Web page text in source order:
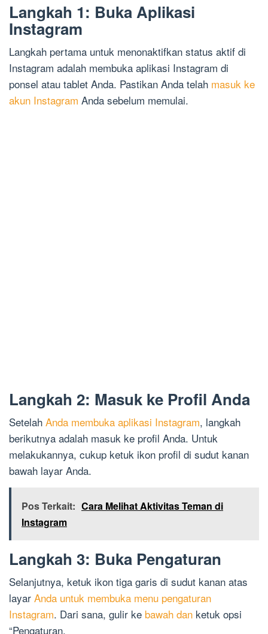
Langkah 1: Buka Aplikasi
Instagram
Langkah pertama untuk menonaktifkan status aktif di
Instagram adalah membuka aplikasi Instagram di
ponsel atau tablet Anda. Pastikan Anda telah masuk ke
akun Instagram Anda sebelum memulai.
Langkah 2: Masuk ke Profil Anda
Setelah Anda membuka aplikasi Instagram, langkah
berikutnya adalah masuk ke profil Anda. Untuk
melakukannya, cukup ketuk ikon profil di sudut kanan
bawah layar Anda.
Pos Terkait: Cara Melihat Aktivitas Teman di
Instagram
Langkah 3: Buka Pengaturan
Selanjutnya, ketuk ikon tiga garis di sudut kanan atas
layar Anda untuk membuka menu pengaturan
Instagram. Dari sana, gulir ke bawah dan ketuk opsi
“Pengaturan.